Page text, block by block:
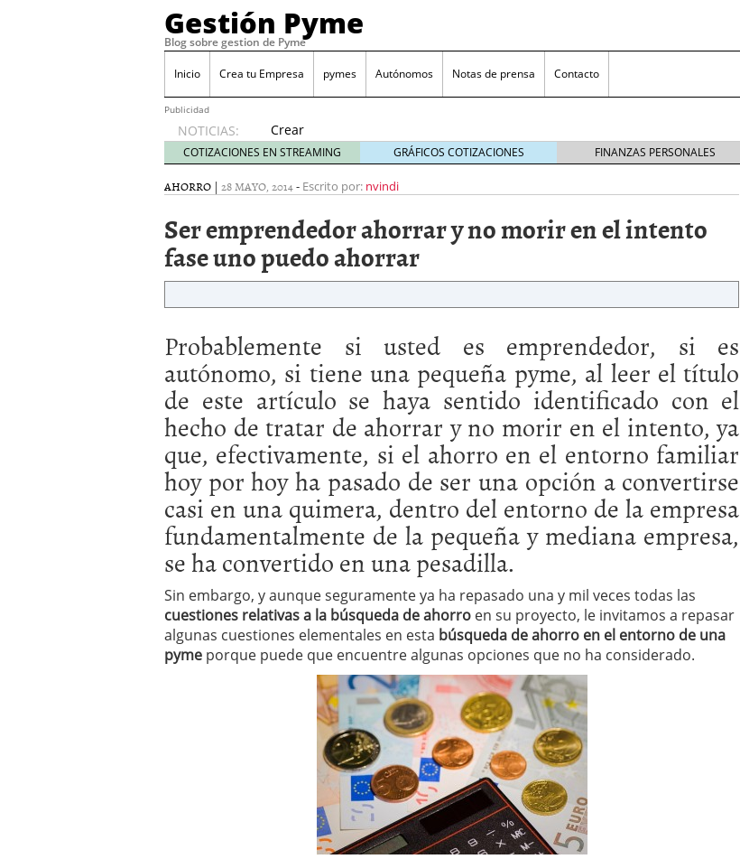
Gestión Pyme
Blog sobre gestion de Pyme
Inicio Crea tu Empresa pymes Autónomos Notas de prensa Contacto
Publicidad
NOTICIAS:
Crear
empresa
online vs
proceso
ventajas
reales
para
2026
septiembre 4, 2025
Cómo convertir tu negocio en un ecommerce exitoso
junio 20, 2025
Los CRM: Impulsores de la Transformación Empresarial mayo 14, 2025
Reubicación internacional: guía rápida para trasladar empleados sin
errores
abril 10, 2025
COTIZACIONES EN STREAMING GRÁFICOS COTIZACIONES FINANZAS PERSONALES
AHORRO | 28 MAYO, 2014- Escrito por: nvindi
Ser emprendedor ahorrar y no morir en el intento
fase uno puedo ahorrar
Probablemente si usted es emprendedor, si es
autónomo, si tiene una pequeña pyme, al leer el título
de este artículo se haya sentido identificado con el
hecho de tratar de ahorrar y no morir en el intento, ya
que, efectivamente, si el ahorro en el entorno familiar
hoy por hoy ha pasado de ser una opción a convertirse
casi en una quimera, dentro del entorno de la empresa
fundamentalmente de la pequeña y mediana empresa,
se ha convertido en una pesadilla.
Sin embargo, y aunque seguramente ya ha repasado una y mil veces todas las
cuestiones relativas a la búsqueda de ahorro en su proyecto, le invitamos a repasar
algunas cuestiones elementales en esta búsqueda de ahorro en el entorno de una
pyme porque puede que encuentre algunas opciones que no ha considerado.